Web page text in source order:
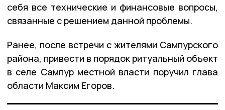
себя все технические и финансовые вопросы,
связанные с решением данной проблемы.
Ранее, после встречи с жителями Сампурского
района, привести в порядок ритуальный объект
в селе Сампур местной власти поручил глава
области Максим Егоров.